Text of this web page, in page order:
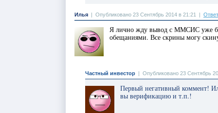
Илья | Опубликовано 23 Сентябрь 2014 в 21:21 |
Я лично жду вывод с ММСИС уже
обещаниями. Все скрины могу
Частный инвестор | Опубликовано 23 Сентябрь
Первый негативный коммент!
вы верификацию и т.п.!